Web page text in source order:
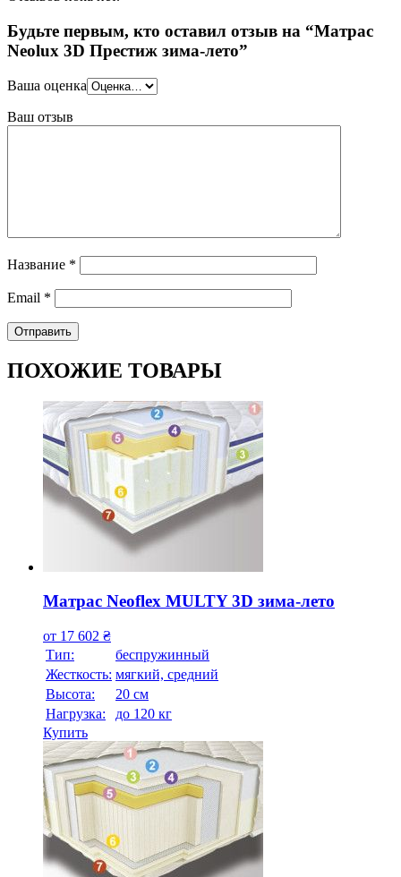
Будьте первым, кто оставил отзыв на “Матрас
Neolux 3D Престиж зима-лето”
Ваша оценка
Ваш отзыв
Название *
Email *
ПОХОЖИЕ ТОВАРЫ
Матрас Neoflex MULTY 3D зима-лето
от 17 602 ₴
Тип:
беспружинный
Жесткость: мягкий, средний
Высотa:
20 см
Нагрузка:
до 120 кг
Купить